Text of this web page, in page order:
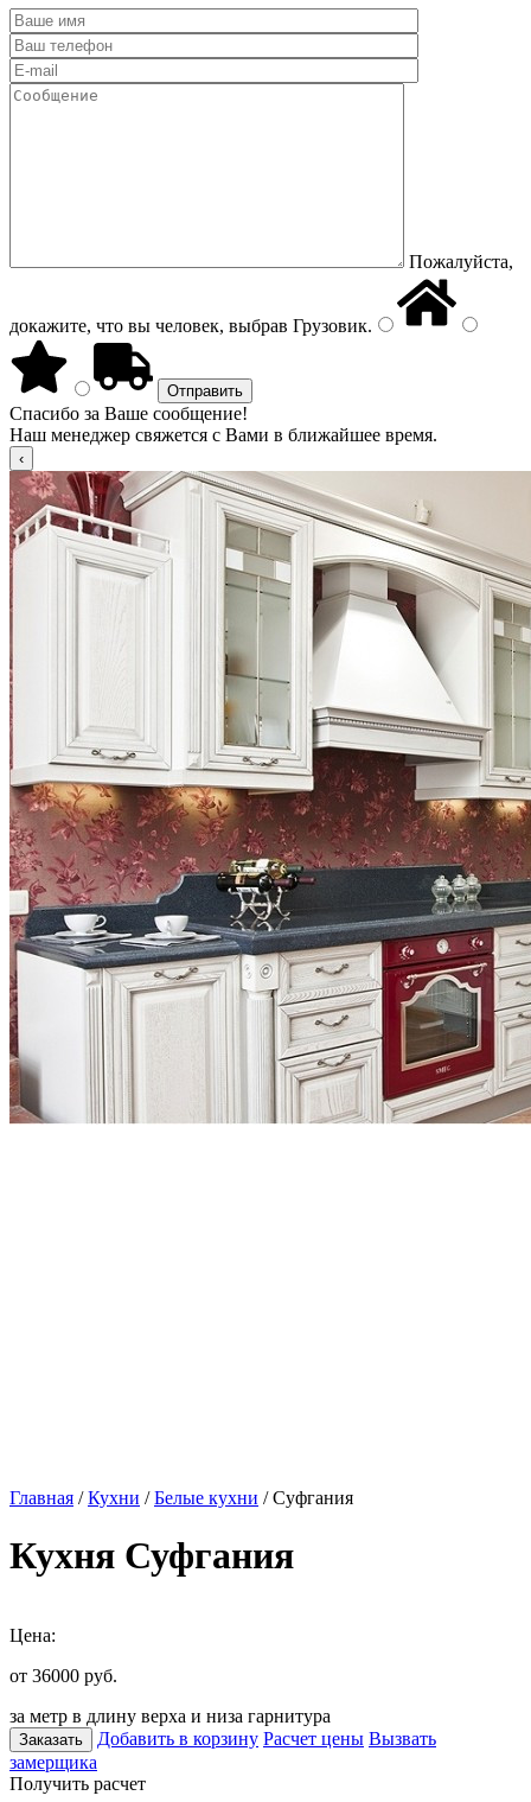
Пожалуйста,
докажите, что вы человек, выбрав Грузовик.
Спасибо за Ваше сообщение!
Наш менеджер свяжется с Вами в ближайшее время.
Главная /Кухни /Белые кухни / Суфгания
Кухня Суфгания
Цена:
от 36000 руб.
за метр в длину верха и низа гарнитура
Заказать Добавить в корзину Расчет цены Вызвать
замерщика
Получить расчет